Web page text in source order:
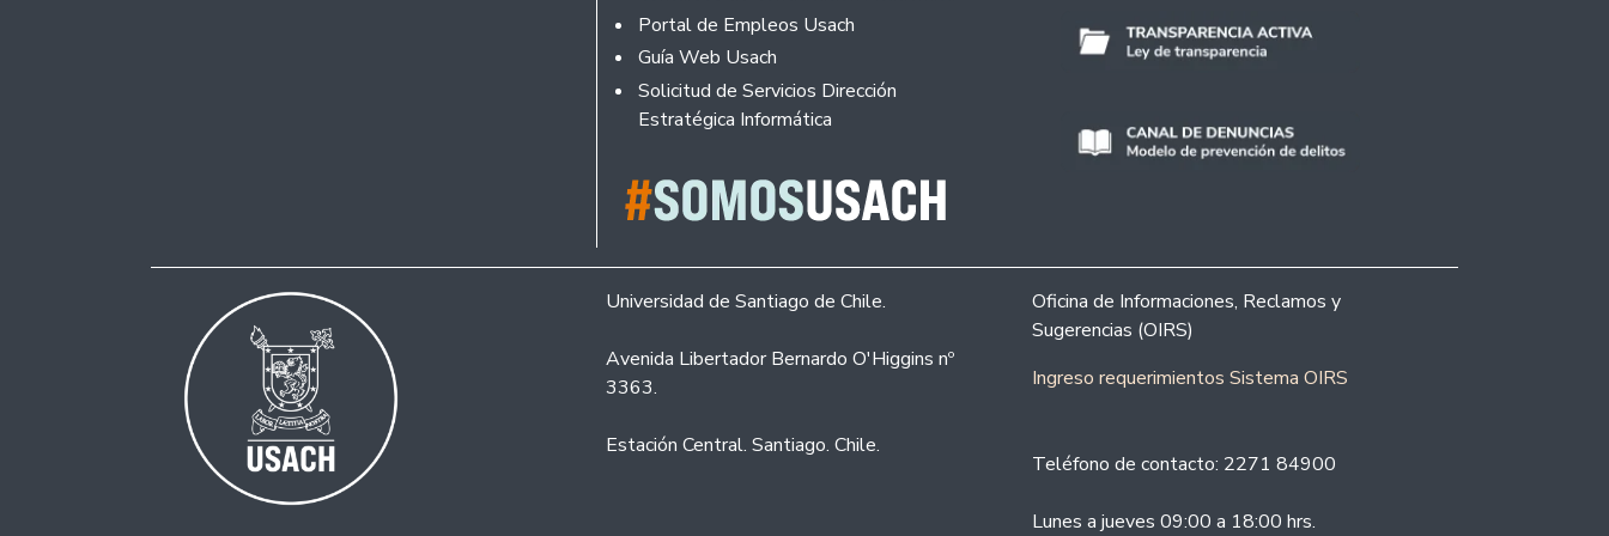
Portal de Empleos Usach
Guía Web Usach
Solicitud de Servicios Dirección
Estratégica Informática
Universidad de Santiago de Chile.
Avenida Libertador Bernardo O'Higgins nº
3363.
Estación Central. Santiago. Chile.
Oficina de Informaciones, Reclamos y
Sugerencias (OIRS)
Ingreso requerimientos Sistema OIRS
Teléfono de contacto: 2271 84900
Lunes a jueves 09:00 a 18:00 hrs.